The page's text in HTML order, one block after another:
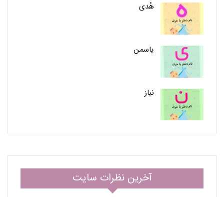
هُدی
یاسمن
نیاز
آخرین نظرات سایت